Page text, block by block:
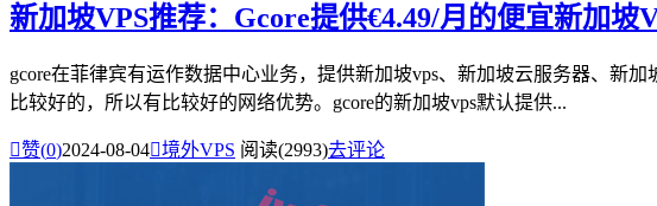
新加坡VPS推荐：Gcore提供€4.49/月的便宜新加坡
gcore在菲律宾有运作数据中心业务，提供新加坡vps、新加坡云服务器、新
比较好的，所以有比较好的网络优势。gcore的新加坡vps默认提供...
赞(0)2024-08-04境外VPS 阅读(2993)去评论